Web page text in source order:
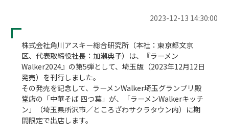
2023-12-13 14:30:00
株式会社角川アスキー総合研究所（本社：東京都文京
区、代表取締役社長：加瀬典子）は、『ラーメン
Walker2024』の第5弾として、埼玉版（2023年12月12日
発売）を刊行しました。
その発売を記念して、ラーメンWalker埼玉グランプリ殿
堂店の「中華そば 四つ葉」が、「ラーメンWalkerキッチ
ン」（埼玉県所沢市／ところざわサクラタウン内）に期
間限定で出店します。